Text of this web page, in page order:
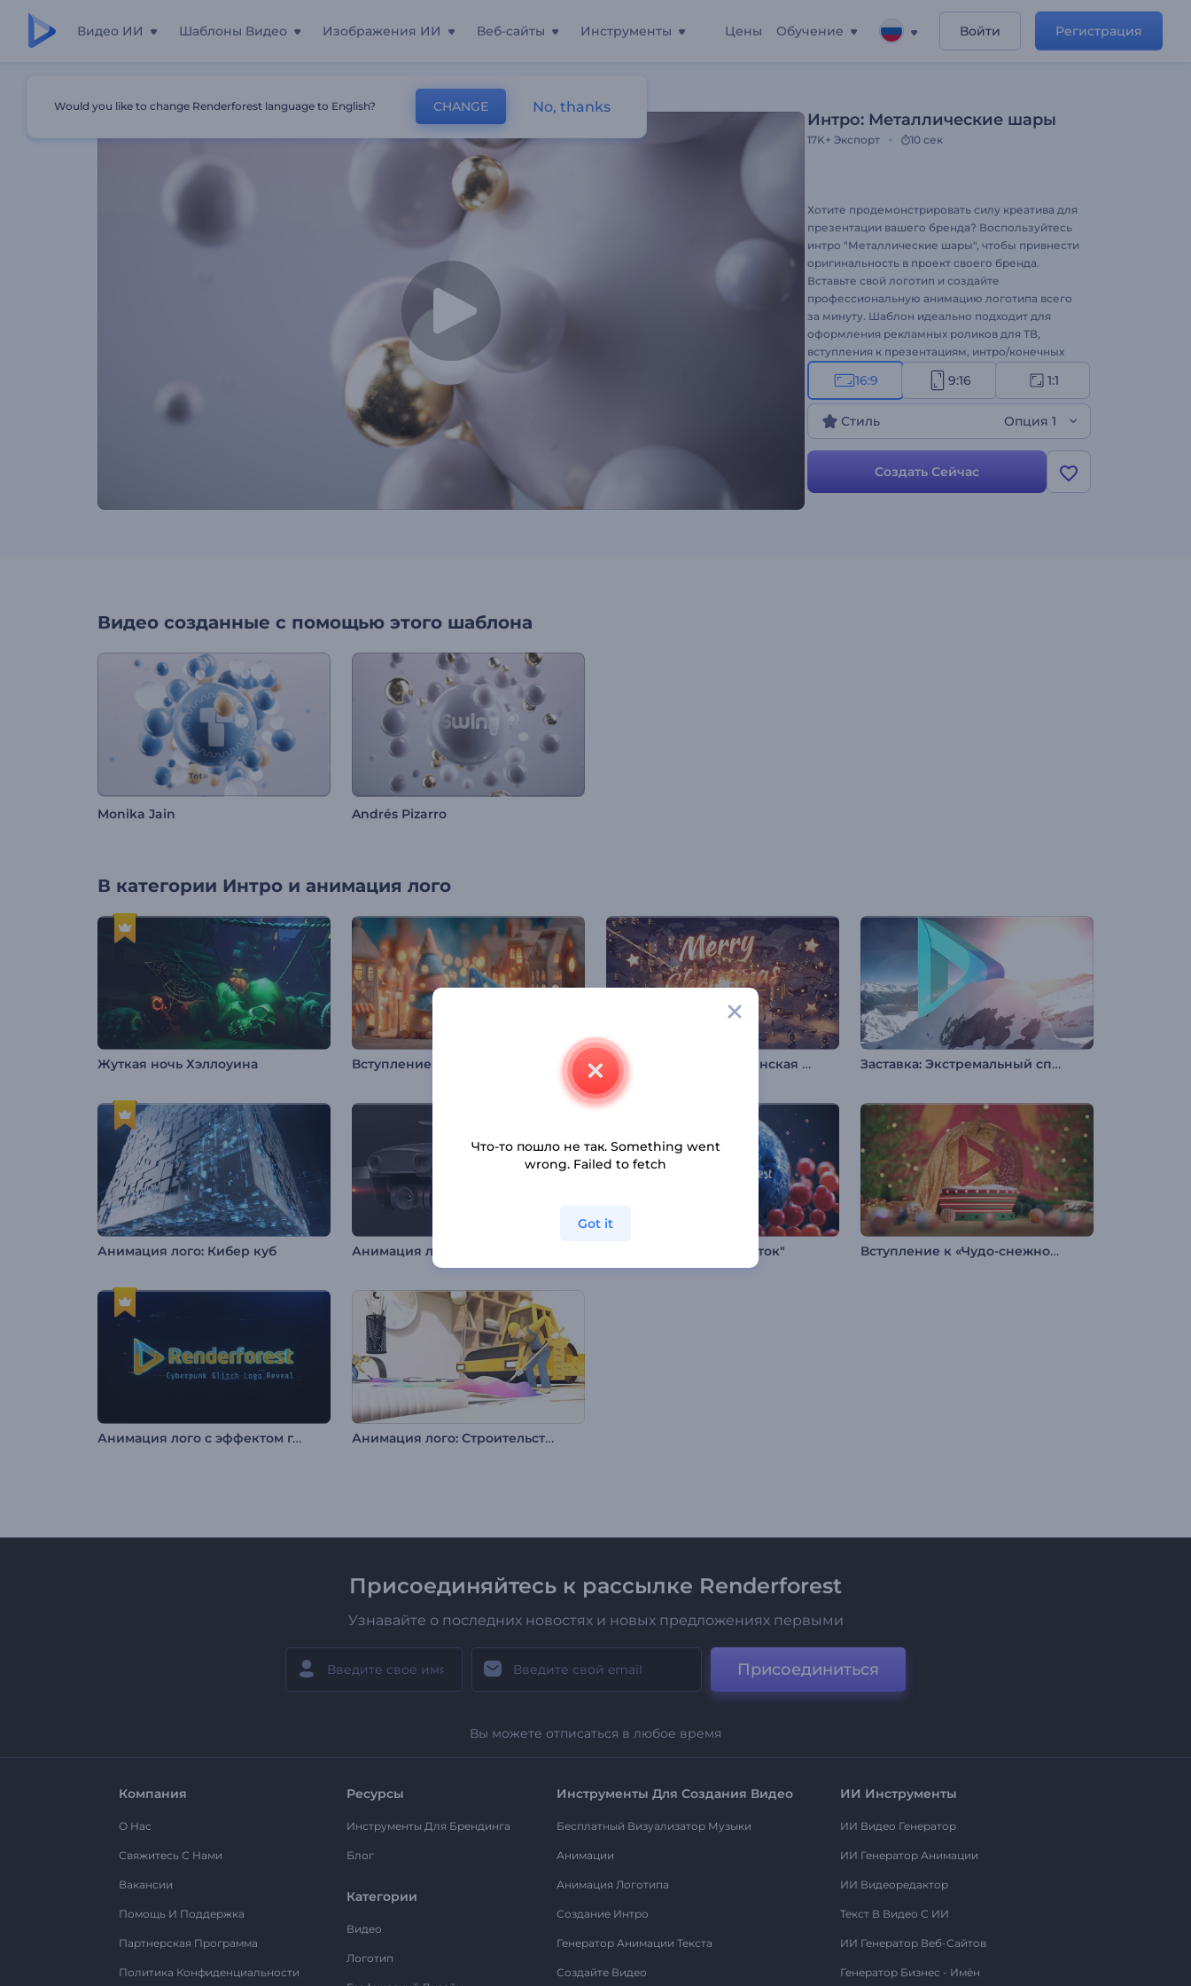
Видео ИИ Шаблоны Видео Изображения ИИ Веб-сайты Инструменты Цены Обучение Войти Регистрация
Интро: Металлические шары
17K+ Экспорт 10 сек
Хотите продемонстрировать силу креатива для
презентации вашего бренда? Воспользуйтесь
интро "Металлические шары", чтобы привнести
оригинальность в проект своего бренда.
Вставьте свой логотип и создайте
профессиональную анимацию логотипа всего
за минуту. Шаблон идеально подходит для
оформления рекламных роликов для ТВ,
вступления к презентациям, интро/конечных
заставок для каналов, промоакций для
компаний и многого другого. Интро,
привлекающее внимание — все, что вам нужно,
чтобы ваш проект имел успех. Создайте свое
интро!
16:9 9:16 1:1
Стиль Опция 1
Создать Сейчас
Видео созданные с помощью этого шаблона
Monika Jain Andrés Pizarro
В категории Интро и анимация лого
Жуткая ночь Хэллоуина Волшебная рождественская деревушка Заставка: Экстремальный спорт
Анимация лого: Кибер куб Анимация лого: Квадрокоптер Логотип "Деление клеток" Вступление к «Чудо-снежному шару»
Анимация лого с эффектом глитч и киберпанк Анимация лого: Строительство и архитектура
Присоединяйтесь к рассылке Renderforest
Узнавайте о последних новостях и новых предложениях первыми
Присоединиться
Вы можете отписаться в любое время
Компания
О Нас
Свяжитесь С Нами
Вакансии
Помощь И Поддержка
Партнерская Программа
Политика Конфиденциальности
Ресурсы
Инструменты Для Брендинга
Блог
Категории
Видео
Логотип
Инструменты Для Создания Видео
Бесплатный Визуализатор Музыки
Анимации
Анимация Логотипа
Создание Интро
Генератор Анимации Текста
Создайте Видео
ИИ Инструменты
ИИ Видео Генератор
ИИ Генератор Анимации
ИИ Видеоредактор
Текст В Видео С ИИ
ИИ Генератор Веб-Сайтов
Генератор Бизнес - Имён
Would you like to change Renderforest language to English? CHANGE No, thanks
Что-то пошло не так. Something went
wrong. Failed to fetch
Got it